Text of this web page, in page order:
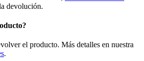
devolución.
el producto. Más detalles en nuestra
.